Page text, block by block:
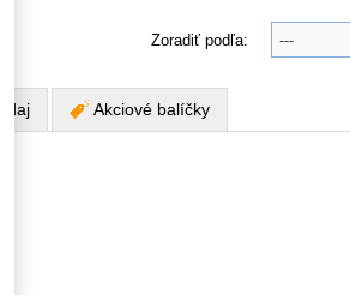
Zoradiť podľa:
Akciové balíčky